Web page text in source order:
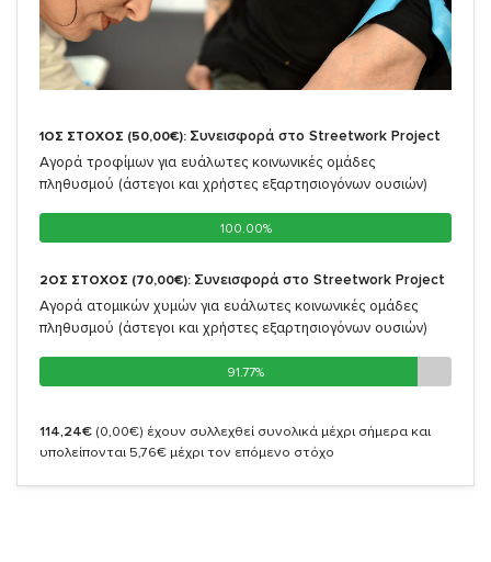
1ΟΣ ΣΤΟΧΟΣ (50,00€): Συνεισφορά στο Streetwork Project
Αγορά τροφίμων για ευάλωτες κοινωνικές ομάδες
πληθυσμού (άστεγοι και χρήστες εξαρτησιογόνων ουσιών)
100.00%
100.00%
2ΟΣ ΣΤΟΧΟΣ (70,00€): Συνεισφορά στο Streetwork Project
Αγορά ατομικών χυμών για ευάλωτες κοινωνικές ομάδες
πληθυσμού (άστεγοι και χρήστες εξαρτησιογόνων ουσιών)
91.77%
91.77%
114,24€ (0,00€) έχουν συλλεχθεί συνολικά μέχρι σήμερα και
υπολείπονται 5,76€ μέχρι τον επόμενο στόχο